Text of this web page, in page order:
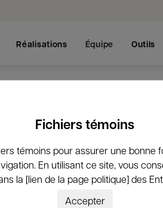
Réalisations Équipe Outils
et passionnée par la
partenaires sont composés
Fichiers témoins
témoins pour assurer une bonne
En utilisant ce site, vous
la [lien de la page politique] des
Accepter